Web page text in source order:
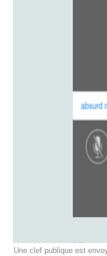
Une clef publique est